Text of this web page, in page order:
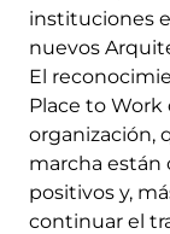
instituciones
nuevos
El
Place to
organización,
marcha
positivos y,
continuar el